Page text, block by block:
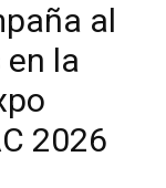
al
la
2026